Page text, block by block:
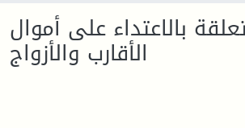
بالاعتداء على أموال
الأقارب والأزواج